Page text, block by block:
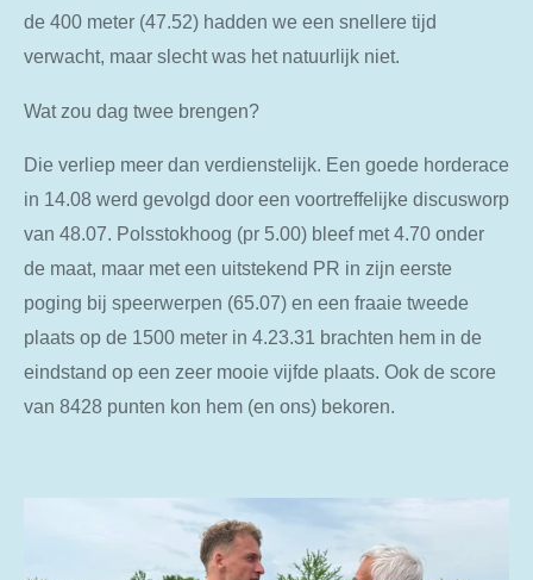
de 400 meter (47.52) hadden we een snellere tijd
verwacht, maar slecht was het natuurlijk niet.
Wat zou dag twee brengen?
Die verliep meer dan verdienstelijk. Een goede horderace
in 14.08 werd gevolgd door een voortreffelijke discusworp
van 48.07. Polsstokhoog (pr 5.00) bleef met 4.70 onder
de maat, maar met een uitstekend PR in zijn eerste
poging bij speerwerpen (65.07) en een fraaie tweede
plaats op de 1500 meter in 4.23.31 brachten hem in de
eindstand op een zeer mooie vijfde plaats. Ook de score
van 8428 punten kon hem (en ons) bekoren.